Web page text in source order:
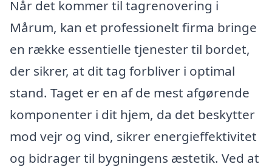
Når det kommer til tagrenovering i
Mårum, kan et professionelt firma bringe
en række essentielle tjenester til bordet,
der sikrer, at dit tag forbliver i optimal
stand. Taget er en af de mest afgørende
komponenter i dit hjem, da det beskytter
mod vejr og vind, sikrer energieffektivitet
og bidrager til bygningens æstetik. Ved at